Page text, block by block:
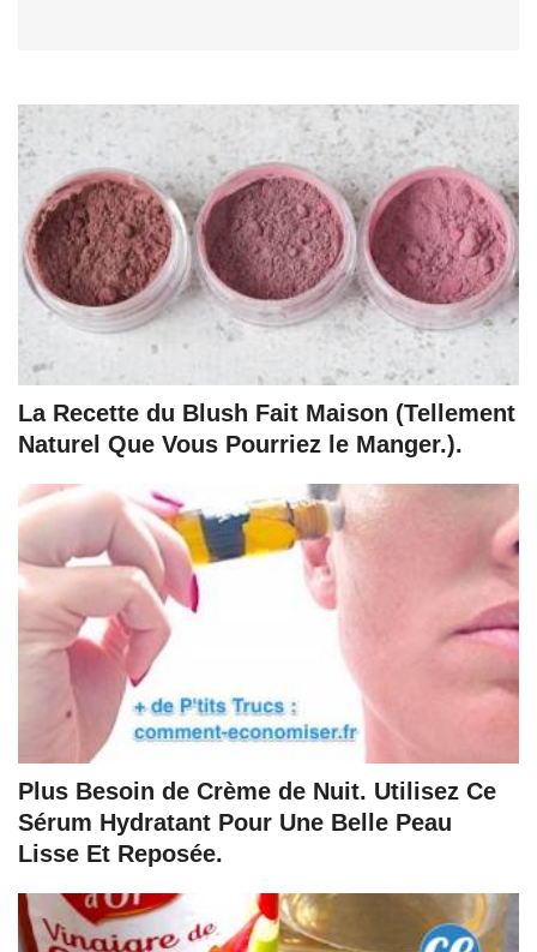
La Recette du Blush Fait Maison (Tellement
Naturel Que Vous Pourriez le Manger.).
Plus Besoin de Crème de Nuit. Utilisez Ce
Sérum Hydratant Pour Une Belle Peau
Lisse Et Reposée.